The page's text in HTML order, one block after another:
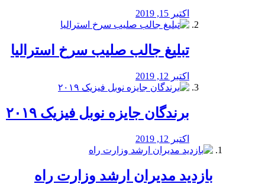
اکتبر 15, 2019
تبلیغ جالب صلیب سرخ استرالیا
اکتبر 12, 2019
برندگان جایزه نوبل فیزیک ۲۰۱۹
اکتبر 12, 2019
بازدید مدیران ارشد وزارت راه